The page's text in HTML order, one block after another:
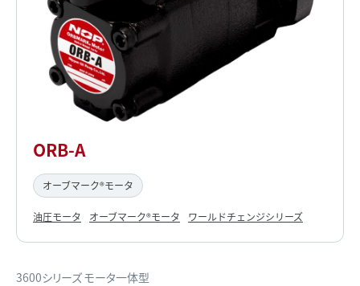
ORB-A
オーブマーク®モータ
油圧モータ オーブマーク®モータ ワールドチェンジシリーズ
3600シリーズ モータ一体型